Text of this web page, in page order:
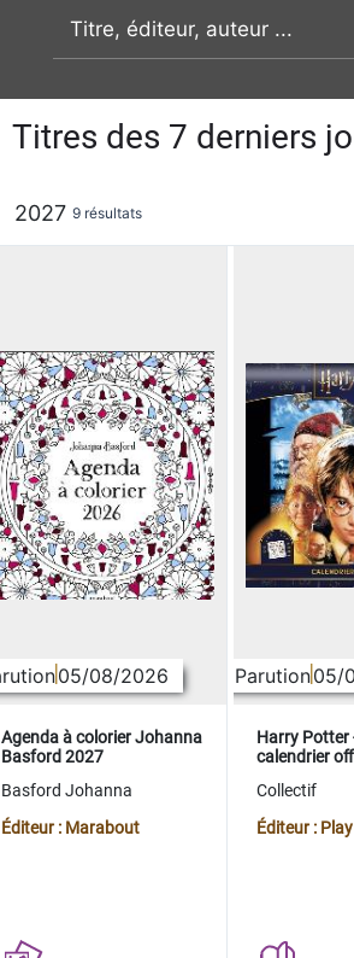
recherche par mot clé
Titres des 7 derniers
2027 9 résultats
05/08/2026
Agenda à colorier Johanna
Basford 2027
Basford Johanna
Éditeur : Marabout
Parution05/
Harry Potter
calendrier
Collectif
Éditeur :